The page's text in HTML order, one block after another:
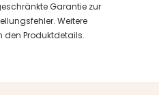
Garantie zur
Weitere
den Produktdetails.